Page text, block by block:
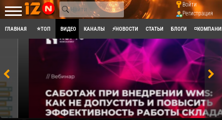
Войти
Регистрация
ГЛАВНАЯ ⭐ТОП ВИДЕО КАНАЛЫ ⚡НОВОСТИ СТАТЬИ БЛОГИ